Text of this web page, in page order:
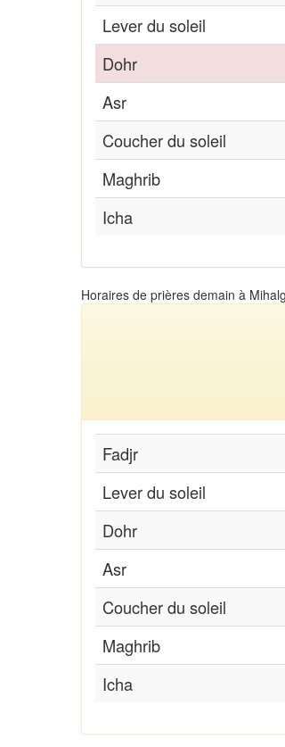
Lever du soleil
Dohr
Asr
Coucher du soleil
Maghrib
Icha
Horaires de prières demain à
Fadjr
Lever du soleil
Dohr
Asr
Coucher du soleil
Maghrib
Icha